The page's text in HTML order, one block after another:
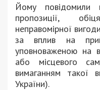
Йому повідомили
пропозиції,
неправомірної
за вплив на
уповноваженою на
або місцевого
вимаганням
України).